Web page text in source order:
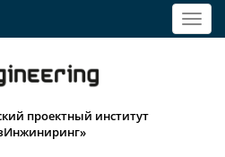
проектный институт